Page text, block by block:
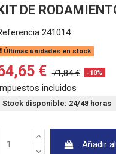
DE
241014
Últimas unidades en stock
€ 71,84 € -10%
incluidos
Stock disponible: 24/48 horas
Añadir